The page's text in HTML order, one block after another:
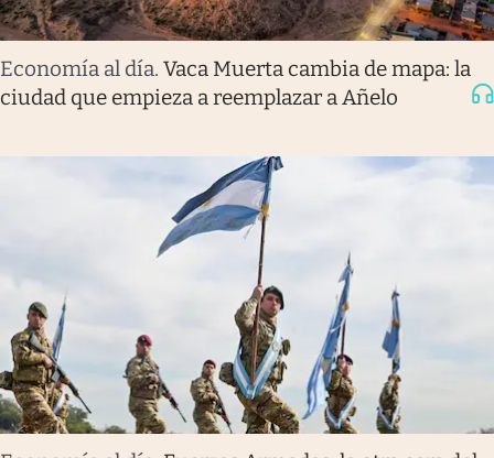
Economía al día. Vaca Muerta cambia de mapa: la
ciudad que empieza a reemplazar a Añelo